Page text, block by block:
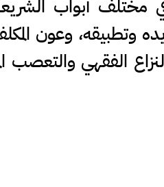
مختلف أبواب
وعون
الفقهي